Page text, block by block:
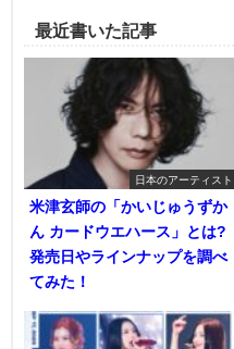
最近書いた記事
日本のアーティスト
米津玄師の「かいじゅうずか
ん カードウエハース」とは?
発売日やラインナップを調べ
てみた！